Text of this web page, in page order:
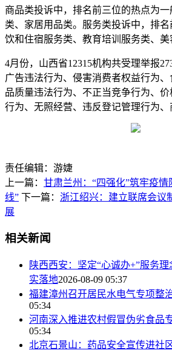
商品类投诉中，排名前三位的热点为
类、家居用品类。服务类投诉中，排
饮和住宿服务类、教育培训服务类、美
4月份，山西省12315机构共受理举报
广告违法行为、侵害消费者权益行为
品质量违法行为、不正当竞争行为、
行为、无照经营、违反登记管理行为、
责任编辑：游婕
上一篇： 甘肃兰州：“四强化”筑牢疫
线” 下一篇： 浙江绍兴：建立联席会议
展
相关新闻
陕西西安：坚定“心诚办+”服务
实落地2026-08-09 05:37
福建漳州召开居民水电气专项整
05:34
河南深入推进农村假冒伪劣食品
05:34
北京石景山：药品安全宣传进社